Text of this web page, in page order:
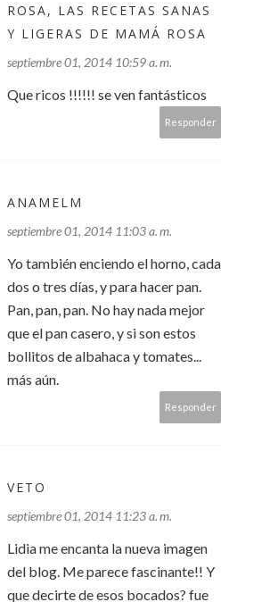
ROSA, LAS RECETAS SANAS
Y LIGERAS DE MAMÁ ROSA
septiembre 01, 2014 10:59 a. m.
Que ricos !!!!!! se ven fantásticos
Responder
ANAMELM
septiembre 01, 2014 11:03 a. m.
Yo también enciendo el horno, cada
dos o tres días, y para hacer pan.
Pan, pan, pan. No hay nada mejor
que el pan casero, y si son estos
bollitos de albahaca y tomates...
más aún.
Responder
VETO
septiembre 01, 2014 11:23 a. m.
Lidia me encanta la nueva imagen
del blog. Me parece fascinante!! Y
que decirte de esos bocados? fue